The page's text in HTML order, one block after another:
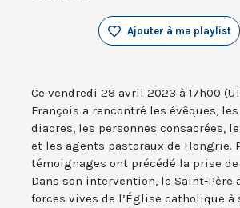
Ajouter à ma playlist
Ce vendredi 28 avril 2023 à 17h00
François a rencontré les évêques,
diacres, les personnes consacrées,
et les agents pastoraux de Hongrie.
témoignages ont précédé la prise de
Dans son intervention, le Saint-Père
forces vives de l’Église catholique à